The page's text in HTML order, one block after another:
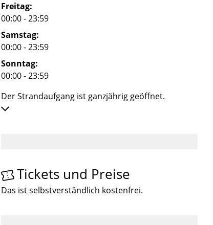
Freitag:
00:00 - 23:59
Samstag:
00:00 - 23:59
Sonntag:
00:00 - 23:59
Der Strandaufgang ist ganzjährig geöffnet.
Tickets und Preise
Das ist selbstverständlich kostenfrei.